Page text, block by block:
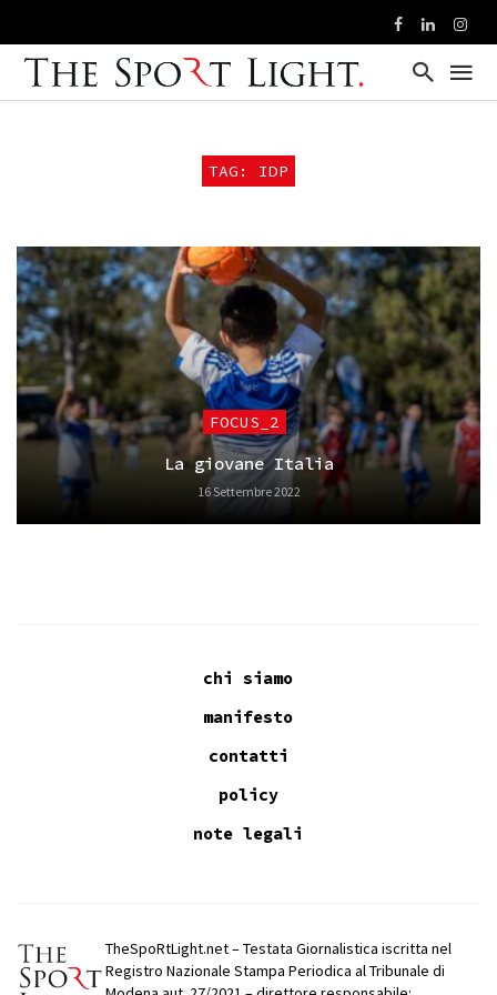
TAG: IDP
FOCUS_2
La giovane Italia
16 Settembre 2022
chi siamo
manifesto
contatti
policy
note legali
TheSpoRtLight.net – Testata Giornalistica iscritta nel
Registro Nazionale Stampa Periodica al Tribunale di